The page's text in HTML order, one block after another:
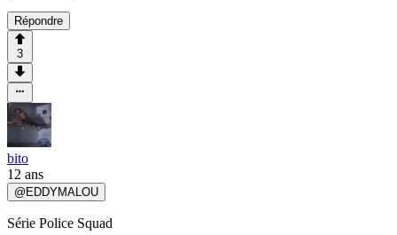
Répondre
3
bito
12 ans
@EDDYMALOU
Série Police Squad